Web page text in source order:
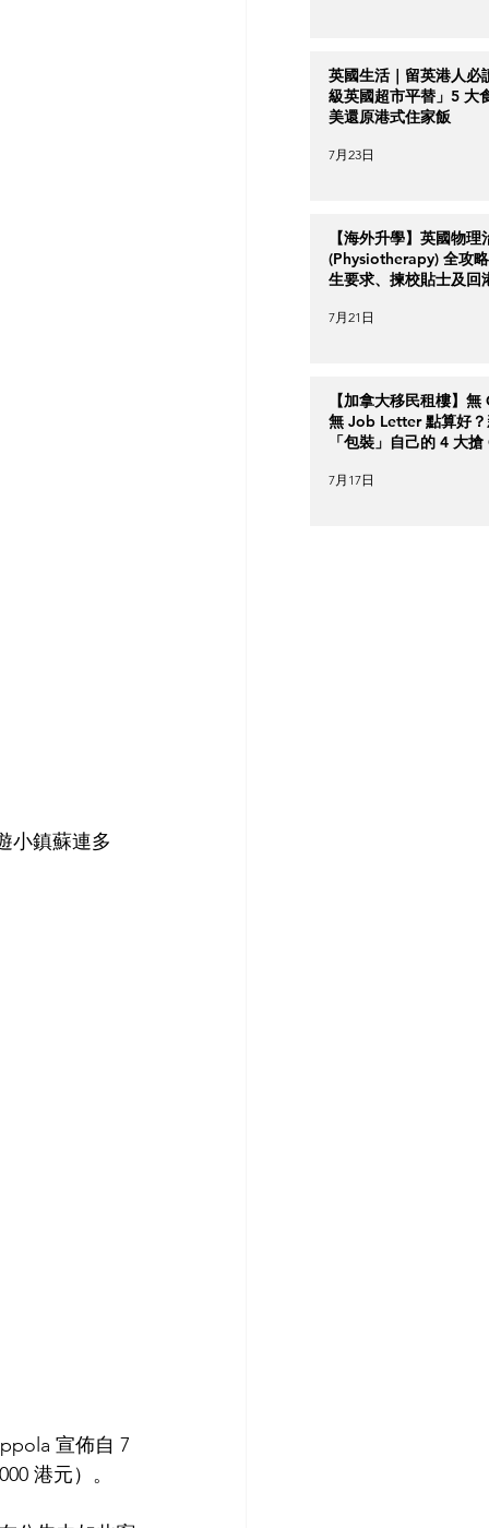
小鎮蘇連多
宣佈自 7
港元）。
英國生活｜留英港人必
級英國超市平替」5 大
美還原港式住家飯
7月23日
【海外升學】英國物理
(Physiotherapy) 全攻
生要求、揀校貼士及回
7月21日
【加拿大移民租樓】
無 Job Letter 點算好
「包裝」自己的 4 大
7月17日